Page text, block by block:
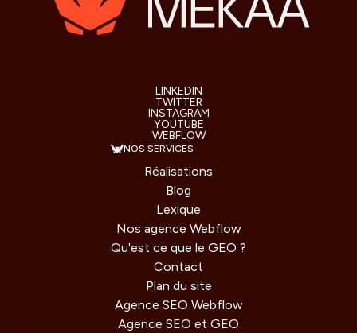
LINKEDIN
TWITTER
INSTAGRAM
YOUTUBE
WEBFLOW
NOS SERVICES
Réalisations
Blog
Lexique
Nos agence Webflow
Qu'est ce que le GEO ?
Contact
Plan du site
Agence SEO Webflow
Agence SEO et GEO